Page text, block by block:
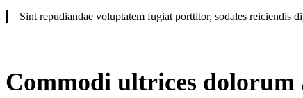
Sint repudiandae voluptatem fugiat porttitor, sodales reiciendis
Commodi ultrices